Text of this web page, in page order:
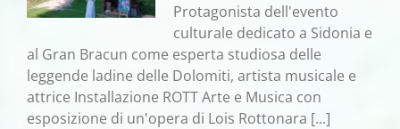
Protagonista dell'evento
culturale dedicato a Sidonia e
al Gran Bracun come esperta studiosa delle
leggende ladine delle Dolomiti, artista musicale e
attrice Installazione ROTT Arte e Musica con
esposizione di un'opera di Lois Rottonara [...]